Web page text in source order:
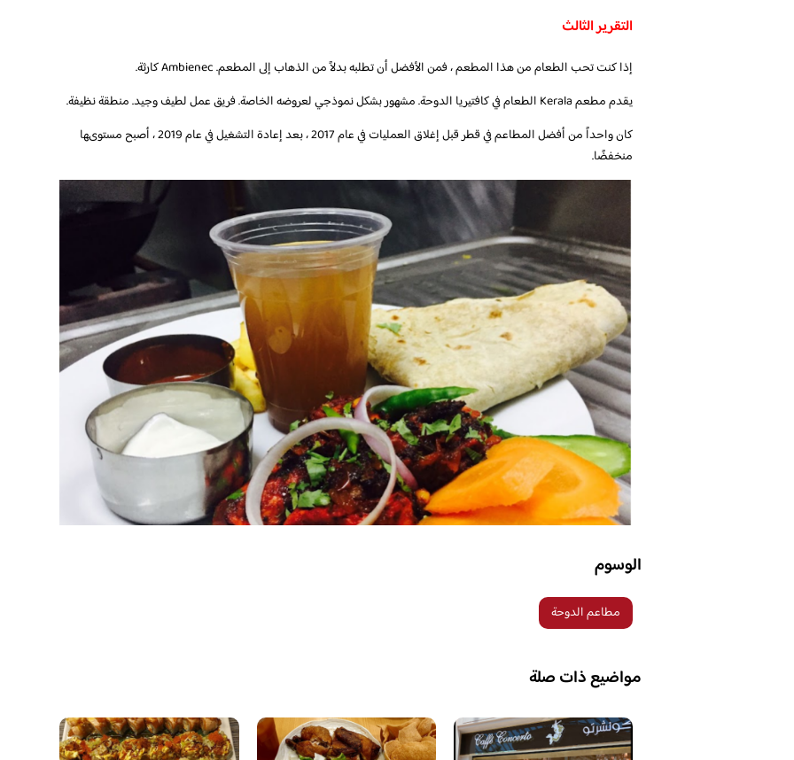
التقرير الثالث
إذا كنت تحب الطعام من هذا المطعم ، فمن الأفضل أن تطلبه بدلاً من الذهاب إلى المطعم. Ambienec كارثة.
يقدم مطعم Kerala الطعام في كافتيريا الدوحة. مشهور بشكل نموذجي لعروضه الخاصة. فريق عمل لطيف وجيد. منطقة نظيفة.
كان واحداً من أفضل المطاعم في قطر قبل إغلاق العمليات في عام 2017 ، بعد إعادة التشغيل في عام 2019 ، أصبح مستوىها
منخفضًا.
الوسوم
مطاعم الدوحة
مواضيع ذات صلة